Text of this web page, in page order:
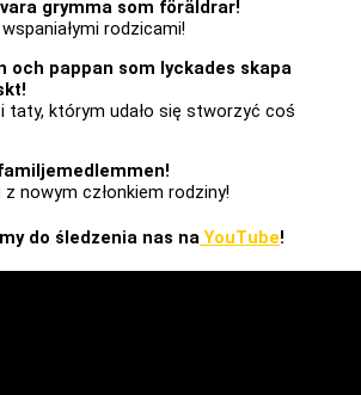
grymma som föräldrar!
rodzicami!
och pappan som lyckades skapa
taty, którym udało się stworzyć coś
nowym członkiem rodziny!
do śledzenia nas na YouTube!